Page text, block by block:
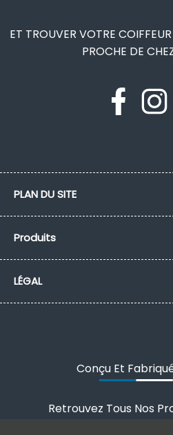
ET TROUVER VOTRE
PROCHE DE
PLAN DU SITE
Produits
LÉGAL
Conçu Et
Retrouvez Tous Nos